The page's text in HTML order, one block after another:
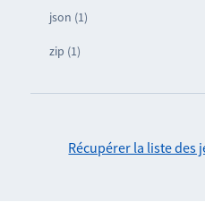
json (1)
zip (1)
Récupérer la liste des